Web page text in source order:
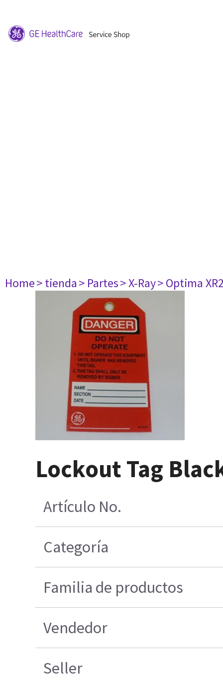
Home> tienda> Partes> X-Ray> Optima
Lockout Tag
Artículo No.
Categoría
Familia de productos
Vendedor
Seller